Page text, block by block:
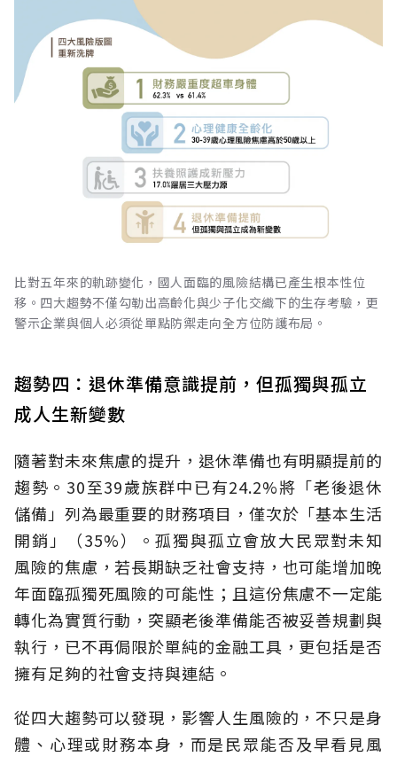
比對五年來的軌跡變化，國人面臨的風險結構已產生根本性位
移。四大趨勢不僅勾勒出高齡化與少子化交織下的生存考驗，更
警示企業與個人必須從單點防禦走向全方位防護布局。
趨勢四：退休準備意識提前，但孤獨與孤立
成人生新變數
隨著對未來焦慮的提升，退休準備也有明顯提前的
趨勢。30至39歲族群中已有24.2%將「老後退休
儲備」列為最重要的財務項目，僅次於「基本生活
開銷」（35%）。孤獨與孤立會放大民眾對未知
風險的焦慮，若長期缺乏社會支持，也可能增加晚
年面臨孤獨死風險的可能性；且這份焦慮不一定能
轉化為實質行動，突顯老後準備能否被妥善規劃與
執行，已不再侷限於單純的金融工具，更包括是否
擁有足夠的社會支持與連結。
從四大趨勢可以發現，影響人生風險的，不只是身
體、心理或財務本身，而是民眾能否及早看見風